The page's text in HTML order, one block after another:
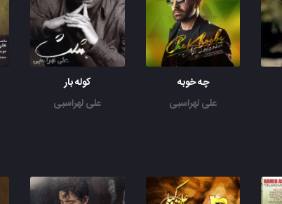
چه خوبه
علی لهراسبی
کوله بار
علی لهراسبی